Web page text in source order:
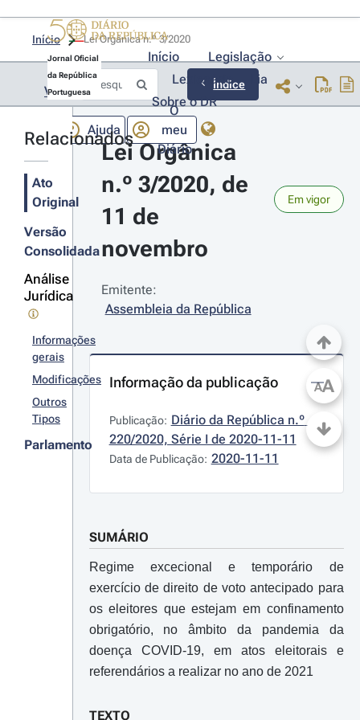
Jornal Oficial
da República
Portuguesa
Início
Legislação
Lexionário
Lia
Sobre o DR
Ajuda
O
meu
Diário
Início
Voltar Índice
Relacionados
Ato
Original
Versão
Consolidada
Análise
Jurídica
Informações
gerais
Modificações
Outros
Tipos
Parlamento
Lei Orgânica
n.º 3/2020, de
11 de
novembro
Em vigor
Emitente:
Assembleia da República
Informação da publicação
Publicação: Diário da República n.º
220/2020, Série I de 2020-11-11
Data de Publicação: 2020-11-11
SUMÁRIO
Regime excecional e temporário de
exercício de direito de voto antecipado para
os eleitores que estejam em confinamento
obrigatório, no âmbito da pandemia da
doença COVID-19, em atos eleitorais e
referendários a realizar no ano de 2021
TEXTO
AA